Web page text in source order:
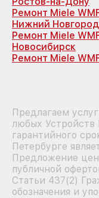
Ремонт Miele
Нижний Новгород
Ремонт Miele
Новосибирск
Ремонт Miele
Предлагаем
любых Устройств
гарантийного
Петербурге
Предложение цен
публичной
Статьи 437(2)
обозначения и